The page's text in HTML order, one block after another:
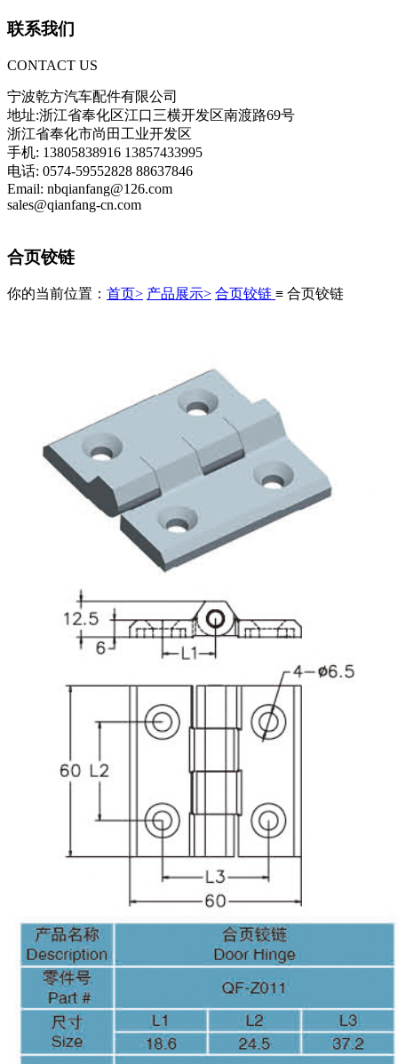
联系我们
CONTACT US
宁波乾方汽车配件有限公司
地址:浙江省奉化区江口三横开发区南渡路69号
浙江省奉化市尚田工业开发区
手机: 13805838916 13857433995
电话: 0574-59552828 88637846
Email: nbqianfang@126.com
sales@qianfang-cn.com
合页铰链
你的当前位置： 首页> 产品展示> 合页铰链 ≡ 合页铰链